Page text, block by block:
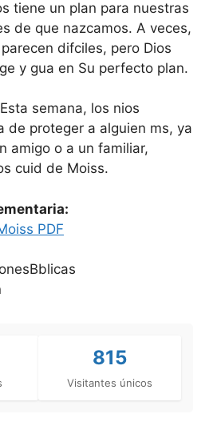
tiene un plan para nuestras
de que nazcamos. A veces,
difciles, pero Dios
y gua en Su perfecto plan.
Esta semana, los nios
de proteger a alguien ms, ya
amigo o a un familiar,
cuid de Moiss.
PDF
815
Visitantes únicos